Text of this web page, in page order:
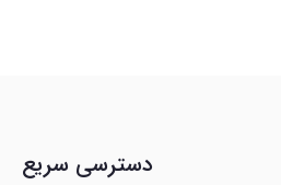
دسترسی سریع